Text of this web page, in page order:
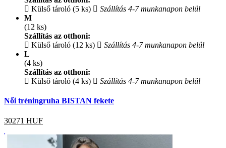
Külső tároló (5 ks)
Szállítás 4-7 munkanapon belül
M
(12 ks)
Szállítás az otthoni:
Külső tároló (12 ks)
Szállítás 4-7 munkanapon belül
L
(4 ks)
Szállítás az otthoni:
Külső tároló (4 ks)
Szállítás 4-7 munkanapon belül
Női tréningruha BISTAN fekete
30271 HUF